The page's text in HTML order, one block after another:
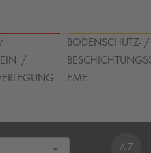
/
BODENSCHUTZ- /
EME
A-Z